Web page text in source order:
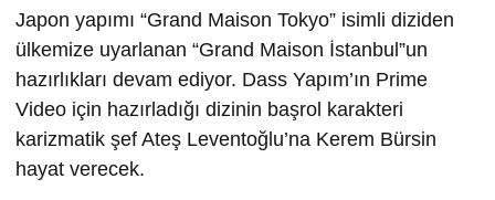
Japon yapımı “Grand Maison Tokyo” isimli diziden
ülkemize uyarlanan “Grand Maison İstanbul”un
hazırlıkları devam ediyor. Dass Yapım’ın Prime
Video için hazırladığı dizinin başrol karakteri
karizmatik şef Ateş Leventoğlu’na Kerem Bürsin
hayat verecek.